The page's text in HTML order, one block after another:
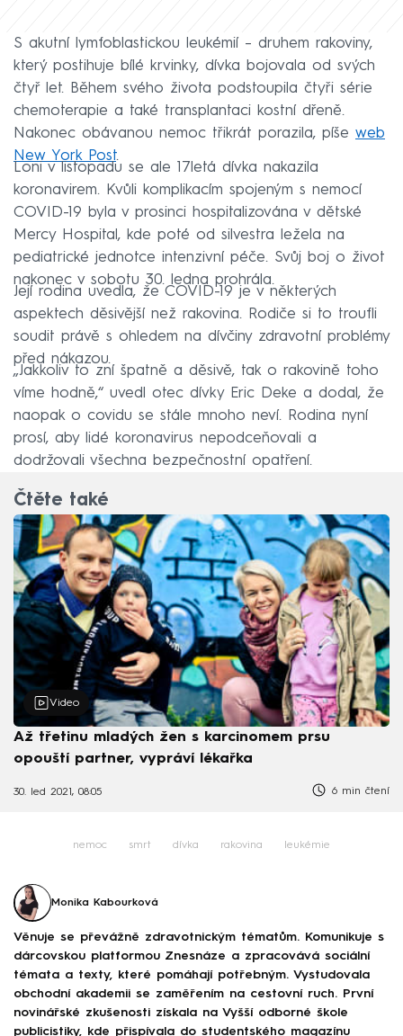
S akutní lymfoblastickou leukémií – druhem rakoviny,
který postihuje bílé krvinky, dívka bojovala od svých
čtyř let. Během svého života podstoupila čtyři série
chemoterapie a také transplantaci kostní dřeně.
Nakonec obávanou nemoc třikrát porazila, píše web
New York Post.
Loni v listopadu se ale 17letá dívka nakazila
koronavirem. Kvůli komplikacím spojeným s nemocí
COVID-19 byla v prosinci hospitalizována v dětské
Mercy Hospital, kde poté od silvestra ležela na
pediatrické jednotce intenzivní péče. Svůj boj o život
nakonec v sobotu 30. ledna prohrála.
Její rodina uvedla, že COVID-19 je v některých
aspektech děsivější než rakovina. Rodiče si to troufli
soudit právě s ohledem na dívčiny zdravotní problémy
před nákazou.
„Jakkoliv to zní špatně a děsivě, tak o rakovině toho
víme hodně,“ uvedl otec dívky Eric Deke a dodal, že
naopak o covidu se stále mnoho neví. Rodina nyní
prosí, aby lidé koronavirus nepodceňovali a
dodržovali všechna bezpečnostní opatření.
Čtěte také
Video
Až třetinu mladých žen s karcinomem prsu
opouští partner, vypráví lékařka
30. led 2021, 08:05 6 min čtení
nemoc smrt dívka rakovina leukémie
Monika Kabourková
Věnuje se převážně zdravotnickým tématům. Komunikuje s
dárcovskou platformou Znesnáze a zpracovává sociální
témata a texty, které pomáhají potřebným. Vystudovala
obchodní akademii se zaměřením na cestovní ruch. První
novinářské zkušenosti získala na Vyšší odborné škole
publicistiky, kde přispívala do studentského magazínu